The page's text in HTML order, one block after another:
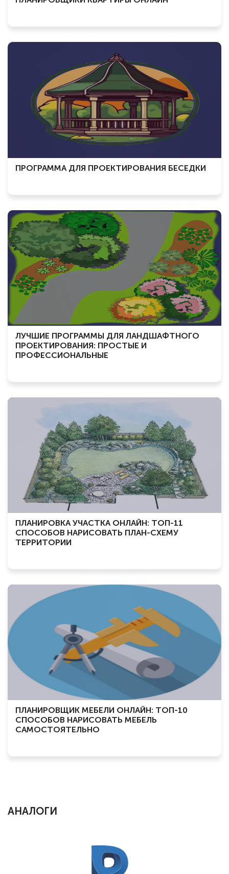
ПРОГРАММА ДЛЯ ПРОЕКТИРОВАНИЯ БЕСЕДКИ
ЛУЧШИЕ ПРОГРАММЫ ДЛЯ ЛАНДШАФТНОГО
ПРОЕКТИРОВАНИЯ: ПРОСТЫЕ И
ПРОФЕССИОНАЛЬНЫЕ
ПЛАНИРОВКА УЧАСТКА ОНЛАЙН: ТОП-11
СПОСОБОВ НАРИСОВАТЬ ПЛАН-СХЕМУ
ТЕРРИТОРИИ
ПЛАНИРОВЩИК МЕБЕЛИ ОНЛАЙН: ТОП-10
СПОСОБОВ НАРИСОВАТЬ МЕБЕЛЬ
САМОСТОЯТЕЛЬНО
АНАЛОГИ